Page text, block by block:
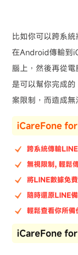
比如你可以跨系
在Android傳輸到
腦上，然後再從
是可以幫你完成
案限制，而造成無
iCareFone
跨系統傳輸
無視限制, 輕鬆
將LINE數據免
隨時還原LINE
輕鬆查看你所
iCareFone for